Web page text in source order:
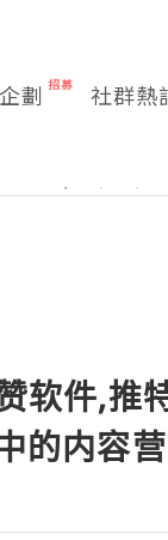
劃 社群熱
软件,推
的内容